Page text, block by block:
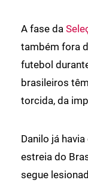
A fase da
também fora
futebol
brasileiros
torcida, da
Danilo já
estreia do
segue